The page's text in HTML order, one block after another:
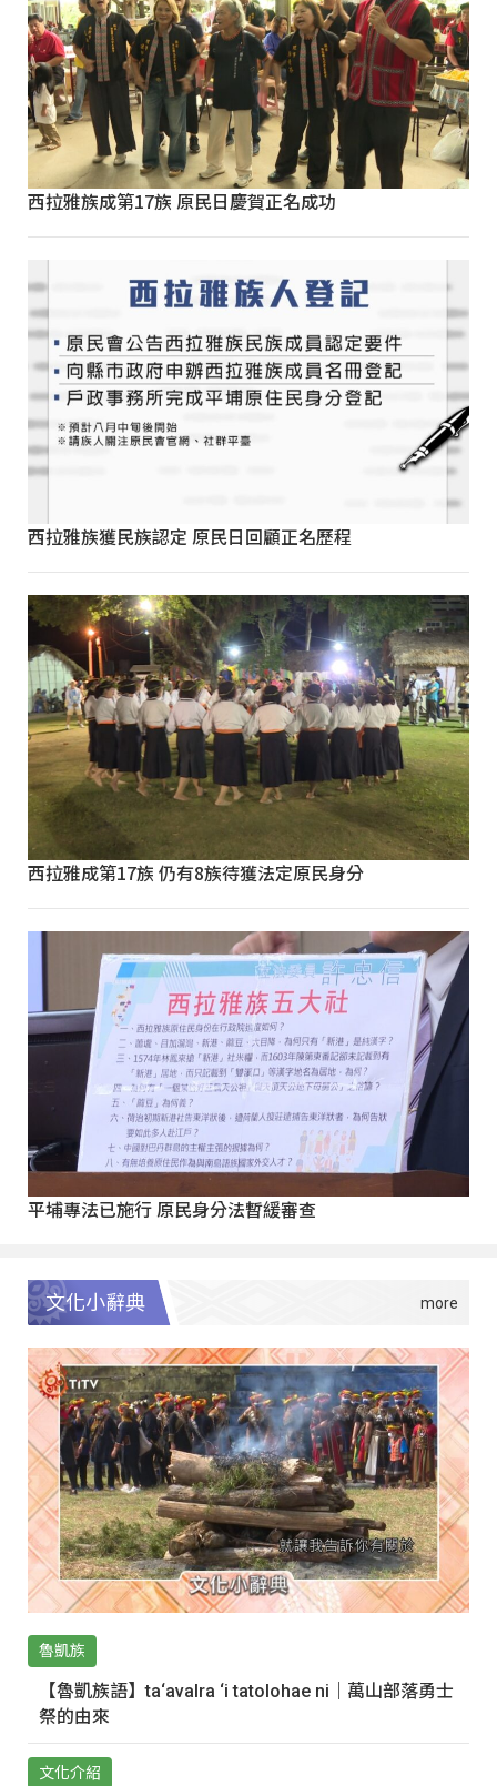
西拉雅族成第17族 原民日慶賀正名成功
西拉雅族獲民族認定 原民日回顧正名歷程
西拉雅成第17族 仍有8族待獲法定原民身分
平埔專法已施行 原民身分法暫緩審查
文化小辭典
魯凱族
【魯凱族語】ta‘avalra ‘i tatolohae ni｜萬山部落勇士
祭的由來
文化介紹